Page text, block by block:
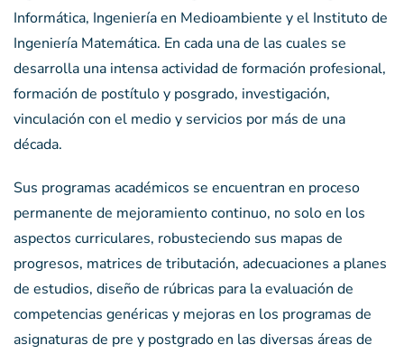
Informática, Ingeniería en Medioambiente y el Instituto de
Ingeniería Matemática. En cada una de las cuales se
desarrolla una intensa actividad de formación profesional,
formación de postítulo y posgrado, investigación,
vinculación con el medio y servicios por más de una
década.
Sus programas académicos se encuentran en proceso
permanente de mejoramiento continuo, no solo en los
aspectos curriculares, robusteciendo sus mapas de
progresos, matrices de tributación, adecuaciones a planes
de estudios, diseño de rúbricas para la evaluación de
competencias genéricas y mejoras en los programas de
asignaturas de pre y postgrado en las diversas áreas de